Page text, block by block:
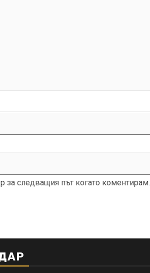
за следващия път когато коментирам.